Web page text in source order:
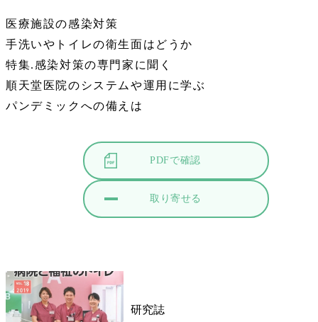
医療施設の感染対策
手洗いやトイレの衛生面はどうか
特集.感染対策の専門家に聞く
順天堂医院のシステムや運用に学ぶ
パンデミックへの備えは
PDFで確認
取り寄せる
研究誌